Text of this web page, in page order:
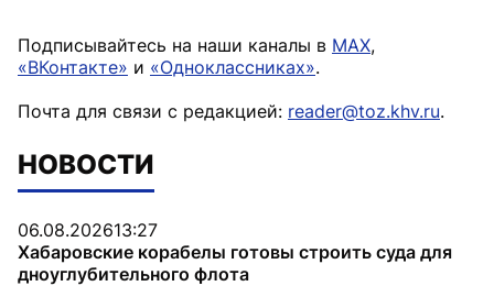
Подписывайтесь на наши каналы в MAX,
«ВКонтакте» и «Одноклассниках».
Почта для связи с редакцией: reader@toz.khv.ru.
НОВОСТИ
06.08.202613:27
Хабаровские корабелы готовы строить суда для
дноуглубительного флота